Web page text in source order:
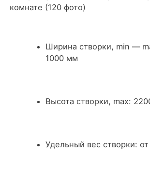
Ширина створки, min —
1000 мм
Высота створки, max:
Удельный вес створки: